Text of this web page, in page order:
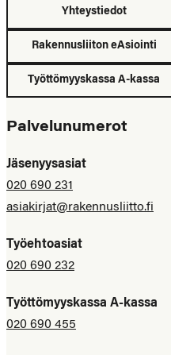
Yhteystiedot
Rakennusliiton eAsiointi
Työttömyyskassa A-kassa
Palvelunumerot
Jäsenyysasiat
020 690 231
asiakirjat@rakennusliitto.fi
Työehtoasiat
020 690 232
Työttömyyskassa A-kassa
020 690 455